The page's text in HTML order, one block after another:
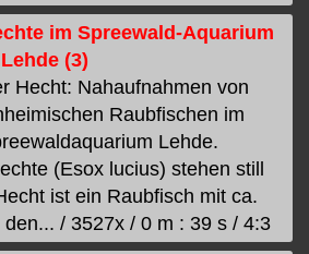
im Spreewald-Aquarium
(3)
Hecht: Nahaufnahmen von
Raubfischen im
Lehde.
(Esox lucius) stehen still
ist ein Raubfisch mit ca.
/ 3527x / 0 m : 39 s / 4:3